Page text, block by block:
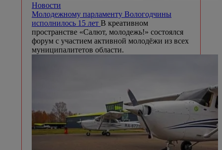
Новости
Молодежному парламенту Вологодчины
исполнилось 15 лет В креативном
пространстве «Салют, молодежь!» состоялся
форум с участием активной молодёжи из всех
муниципалитетов области.